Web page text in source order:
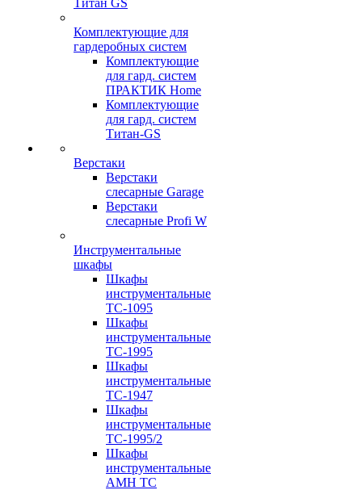
Титан GS
Комплектующие для
гардеробных систем
Комплектующие
для гард. систем
ПРАКТИК Home
Комплектующие
для гард. систем
Титан-GS
Верстаки
Верстаки
слесарные Garage
Верстаки
слесарные Profi W
Инструментальные
шкафы
Шкафы
инструментальные
TC-1095
Шкафы
инструментальные
TC-1995
Шкафы
инструментальные
TC-1947
Шкафы
инструментальные
TC-1995/2
Шкафы
инструментальные
AMH TC